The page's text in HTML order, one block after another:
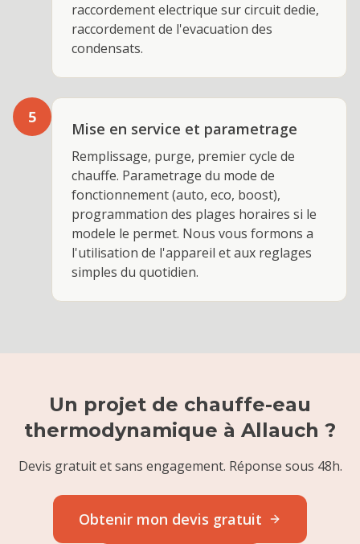
raccordement electrique sur circuit dedie,
raccordement de l'evacuation des
condensats.
5
Mise en service et parametrage
Remplissage, purge, premier cycle de
chauffe. Parametrage du mode de
fonctionnement (auto, eco, boost),
programmation des plages horaires si le
modele le permet. Nous vous formons a
l'utilisation de l'appareil et aux reglages
simples du quotidien.
Un projet de chauffe-eau
thermodynamique à Allauch ?
Devis gratuit et sans engagement. Réponse sous 48h.
Obtenir mon devis gratuit